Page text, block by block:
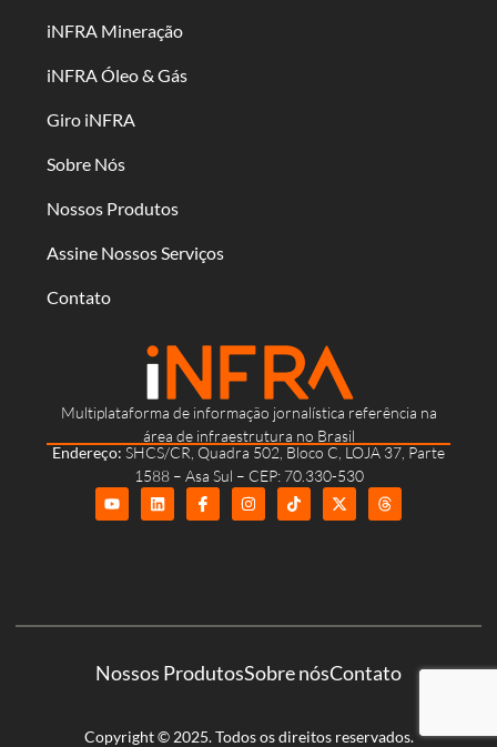
Multiplataforma de informação jornalística referência na
área de infraestrutura no Brasil
Endereço: SHCS/CR, Quadra 502, Bloco C, LOJA 37, Parte
1588 – Asa Sul – CEP: 70.330-530
iNFRA Mineração
iNFRA Óleo & Gás
Giro iNFRA
Sobre Nós
Nossos Produtos
Assine Nossos Serviços
Contato
Nossos ProdutosSobre nósContato
Copyright © 2025. Todos os direitos reservados.